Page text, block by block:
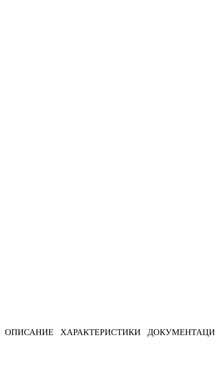
ОПИСАНИЕ ХАРАКТЕРИСТИКИ